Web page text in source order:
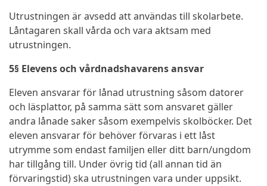
Utrustningen är avsedd att användas till skolarbete.
Låntagaren skall vårda och vara aktsam med
utrustningen.
5§ Elevens och vårdnadshavarens ansvar
Eleven ansvarar för lånad utrustning såsom datorer
och läsplattor, på samma sätt som ansvaret gäller
andra lånade saker såsom exempelvis skolböcker. Det
eleven ansvarar för behöver förvaras i ett låst
utrymme som endast familjen eller ditt barn/ungdom
har tillgång till. Under övrig tid (all annan tid än
förvaringstid) ska utrustningen vara under uppsikt.